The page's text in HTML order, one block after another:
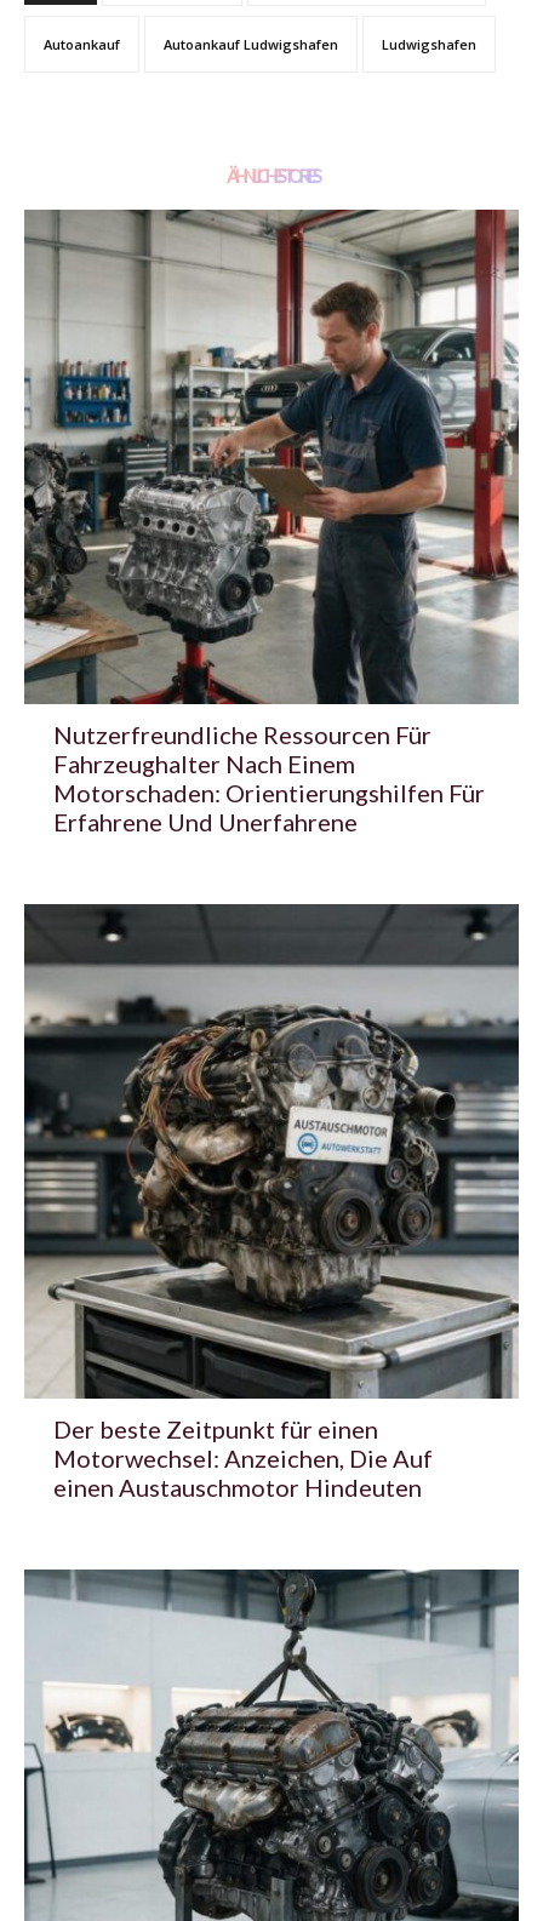
Autoankauf Autoankauf Ludwigshafen Ludwigshafen
ÄHNLICHE STORIES
Nutzerfreundliche Ressourcen Für
Fahrzeughalter Nach Einem
Motorschaden: Orientierungshilfen Für
Erfahrene Und Unerfahrene
Der beste Zeitpunkt für einen
Motorwechsel: Anzeichen, Die Auf
einen Austauschmotor Hindeuten